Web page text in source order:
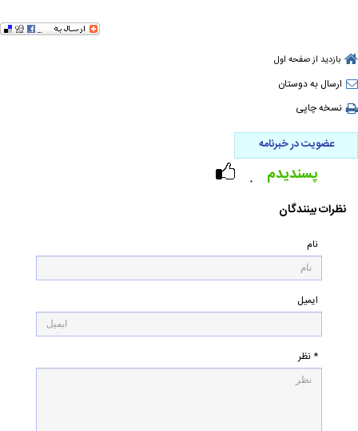
بازدید از صفحه اول
ارسال به دوستان
نسخه چاپی
عضویت در خبرنامه
۰ پسندیدم
نظرات بینندگان
نام
ایمیل
* نظر